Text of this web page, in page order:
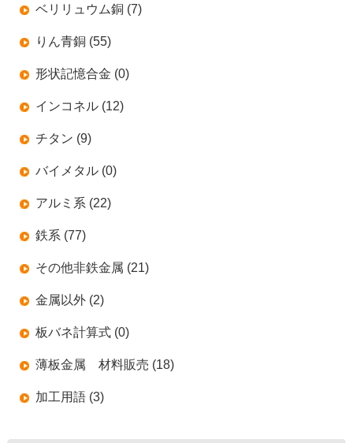
ベリリュウム銅 (7)
りん青銅 (55)
形状記憶合金 (0)
インコネル (12)
チタン (9)
バイメタル (0)
アルミ系 (22)
鉄系 (77)
その他非鉄金属 (21)
金属以外 (2)
板バネ計算式 (0)
薄板金属 材料販売 (18)
加工用語 (3)